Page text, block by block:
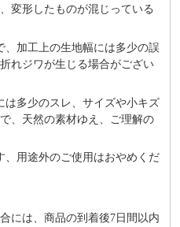
変形したものが混じっている
加工上の生地幅には多少の誤
れジワが生じる場合がござい
は多少のスレ、サイズや小キズ
、天然の素材ゆえ、ご理解の
、⽤途外のご使⽤はおやめくだ
には、商品の到着後7日間以内